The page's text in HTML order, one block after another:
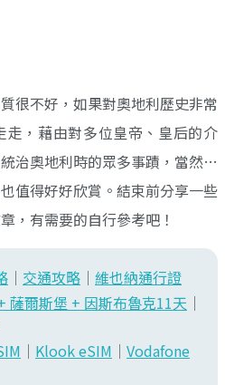
很不好，如果對奧地利歷史非常
走，藉由對多位皇帝、皇后的介
治奧地利時的眾多事蹟，當然…
值得好好欣賞。結束前分享一些
，有需要的自行參考吧！
｜ 交通攻略 ｜ 維也納通行證
薩爾斯堡 + 因斯布魯克11天 ｜
｜ Klook eSIM ｜ Vodafone